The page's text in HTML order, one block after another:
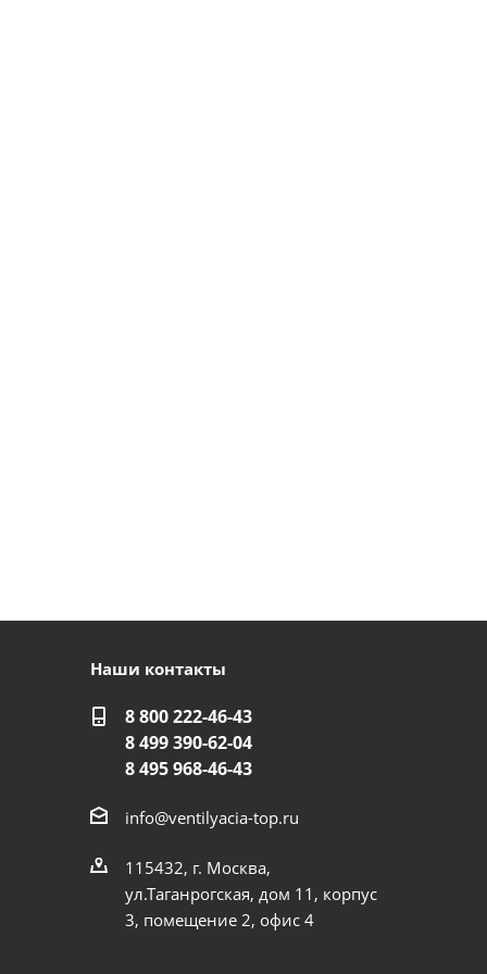
Наши контакты
8 800 222-46-43
8 499 390-62-04
8 495 968-46-43
info@ventilyacia-top.ru
115432, г. Москва,
ул.Таганрогская, дом 11, корпус
3, помещение 2, офис 4